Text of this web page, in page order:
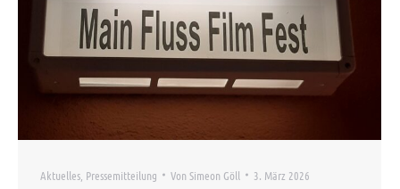
Aktuelles Pressemitteilung Von Simeon Göll 3. März 2026